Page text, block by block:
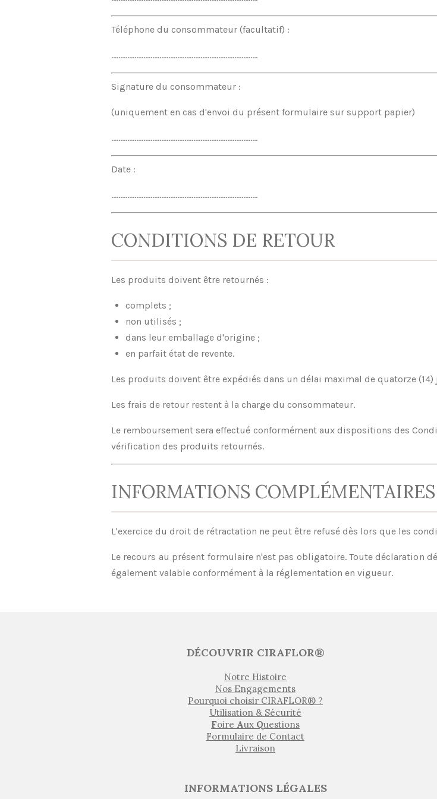
Téléphone du consommateur (facultatif) :
..................................................................................
Signature du consommateur :
(uniquement en cas d'envoi du présent formulaire sur support papier)
..................................................................................
Date :
..................................................................................
CONDITIONS DE RETOUR
Les produits doivent être retournés :
complets ;
non utilisés ;
dans leur emballage d'origine ;
en parfait état de revente.
Les produits doivent être expédiés dans un délai maximal de quatorze
Les frais de retour restent à la charge du consommateur.
Le remboursement sera effectué conformément aux dispositions des
vérification des produits retournés.
INFORMATIONS COMPLÉMENTAIRES
L'exercice du droit de rétractation ne peut être refusé dès lors que les
Le recours au présent formulaire n'est pas obligatoire. Toute déclaration
également valable conformément à la réglementation en vigueur.
DÉCOUVRIR CIRAFLOR®
Notre Histoire
Nos Engagements
Pourquoi choisir CIRAFLOR® ?
Utilisation & Sécurité
Foire Aux Questions
Formulaire de Contact
Livraison
INFORMATIONS LÉGALES